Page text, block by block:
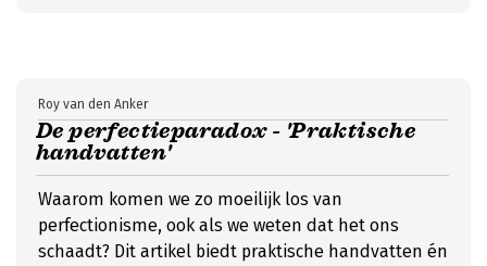
De perfectieparadox - 'Praktische
handvatten'
Roy van den Anker
Waarom komen we zo moeilijk los van
perfectionisme, ook als we weten dat het ons
schaadt? Dit artikel biedt praktische handvatten én